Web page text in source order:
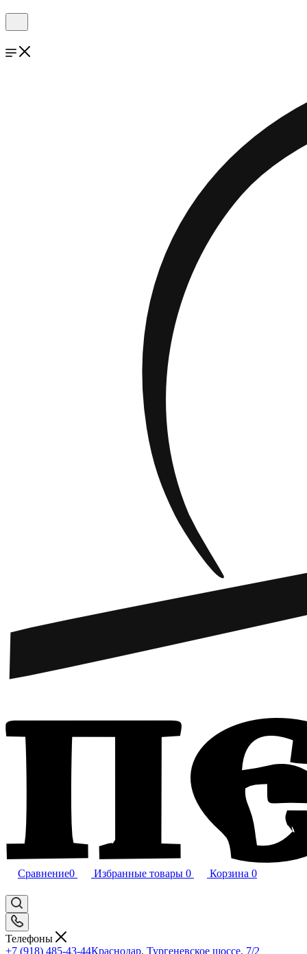
Сравнение0 Избранные товары 0 Корзина 0
Телефоны
+7 (918) 485-43-44Краснодар, Тургеневское шоссе, 7/2